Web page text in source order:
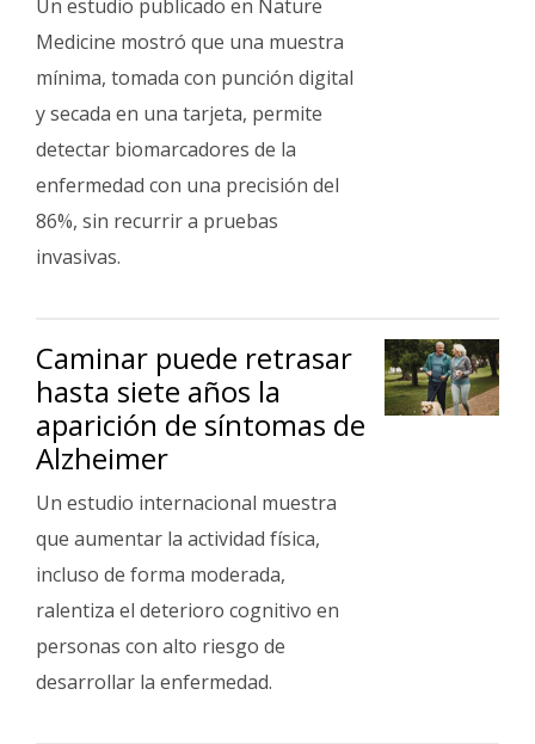
Un estudio publicado en Nature
Medicine mostró que una muestra
mínima, tomada con punción digital
y secada en una tarjeta, permite
detectar biomarcadores de la
enfermedad con una precisión del
86%, sin recurrir a pruebas
invasivas.
Caminar puede retrasar
hasta siete años la
aparición de síntomas de
Alzheimer
Un estudio internacional muestra
que aumentar la actividad física,
incluso de forma moderada,
ralentiza el deterioro cognitivo en
personas con alto riesgo de
desarrollar la enfermedad.